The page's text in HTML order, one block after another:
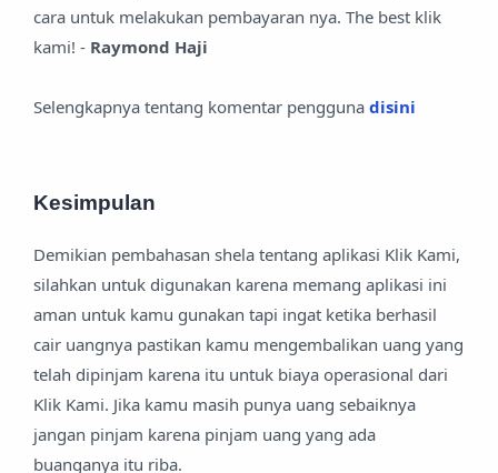
cara untuk melakukan pembayaran nya. The best klik
kami! - Raymond Haji
Selengkapnya tentang komentar pengguna disini
Kesimpulan
Demikian pembahasan shela tentang aplikasi Klik Kami,
silahkan untuk digunakan karena memang aplikasi ini
aman untuk kamu gunakan tapi ingat ketika berhasil
cair uangnya pastikan kamu mengembalikan uang yang
telah dipinjam karena itu untuk biaya operasional dari
Klik Kami. Jika kamu masih punya uang sebaiknya
jangan pinjam karena pinjam uang yang ada
buanganya itu riba.